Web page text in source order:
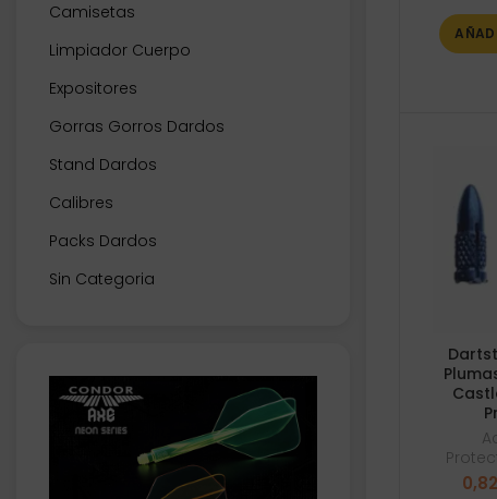
Camisetas
Limpiador Cuerpo
Expositores
Gorras Gorros Dardos
Stand Dardos
Calibres
Packs Dardos
Sin Categoria
0,82